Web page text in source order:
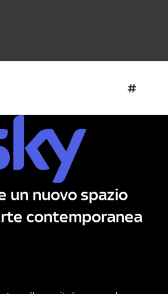
un nuovo spazio
contemporanea